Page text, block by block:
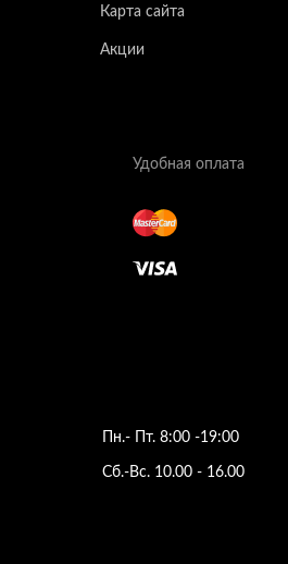
Пн.- Пт. 8:00 -19:00
Сб.-Вс. 10.00 - 16.00
Карта сайта
Акции
Удобная оплата